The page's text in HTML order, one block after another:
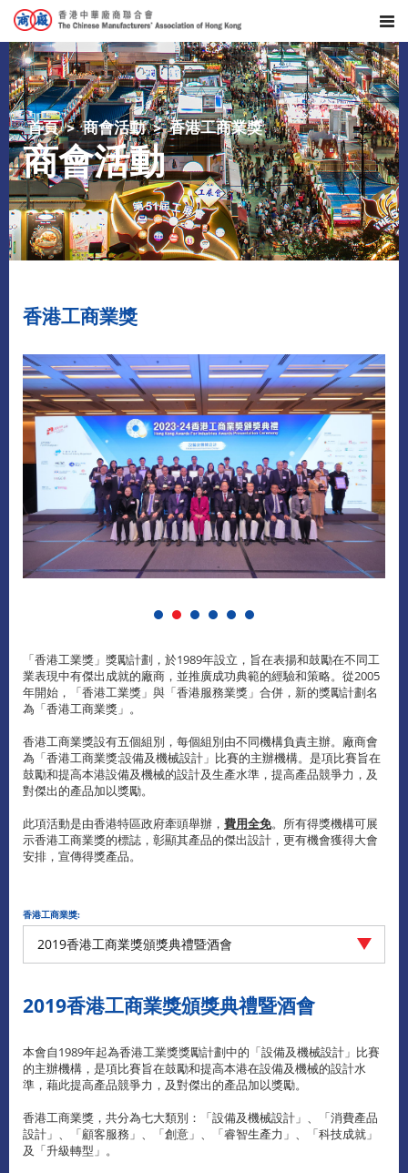
首頁 商會活動 香港工商業獎
商會活動
香港工商業獎
「香港工業獎」獎勵計劃，於1989年設立，旨在表揚和鼓勵在不同工
業表現中有傑出成就的廠商，並推廣成功典範的經驗和策略。從2005
年開始，「香港工業獎」與「香港服務業獎」合併，新的獎勵計劃名
為「香港工商業獎」。
香港工商業獎設有五個組別，每個組別由不同機構負責主辦。廠商會
為「香港工商業獎:設備及機械設計」比賽的主辦機構。是項比賽旨在
鼓勵和提高本港設備及機械的設計及生產水準，提高產品競爭力，及
對傑出的產品加以獎勵。
此項活動是由香港特區政府牽頭舉辦， 費用全免。所有得獎機構可展
示香港工商業獎的標誌，彰顯其產品的傑出設計，更有機會獲得大會
安排，宣傳得獎產品。
香港工商業獎:
2019香港工商業獎頒獎典禮暨酒會
2019香港工商業獎頒獎典禮暨酒會
本會自1989年起為香港工業獎獎勵計劃中的「設備及機械設計」比賽
的主辦機構，是項比賽旨在鼓勵和提高本港在設備及機械的設計水
準，藉此提高產品競爭力，及對傑出的產品加以獎勵。
香港工商業獎，共分為七大類別：「設備及機械設計」、「消費產品
設計」、「顧客服務」、「創意」、「睿智生產力」、「科技成就」
及「升級轉型」。